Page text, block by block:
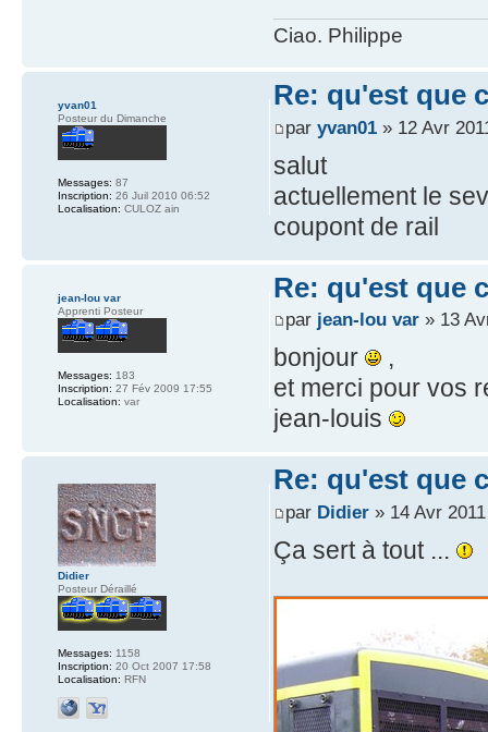
Ciao. Philippe
Re: qu'est que
par yvan01» 12 Avr
salut
actuellement le
coupont de rail
yvan01
Posteur du Dimanche
Messages: 87
Inscription: 26 Juil 2010 06:52
Localisation: CULOZ ain
Re: qu'est que
par jean-lou var» 13
bonjour
,
et merci pour vos
jean-louis
jean-lou var
Apprenti Posteur
Messages: 183
Inscription: 27 Fév 2009 17:55
Localisation: var
Re: qu'est que
par Didier» 14 Avr
Ça sert à tout ...
Didier
Posteur Déraillé
Messages: 1158
Inscription: 20 Oct 2007 17:58
Localisation: RFN